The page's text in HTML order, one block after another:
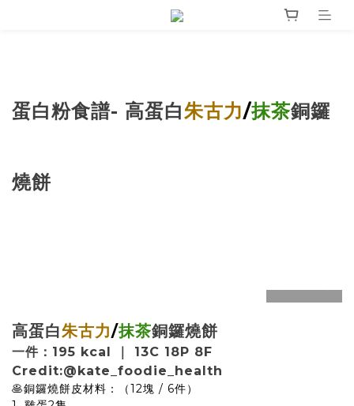
蛋白粉食譜- 高蛋白朱古力/抹茶銅鑼
燒餅
prev next
高蛋白朱古力/抹茶銅鑼燒餅
一件：195 kcal ｜ 13C 18P 8F
Credit:@kate_foodie_health
🥞銅鑼燒餅皮材料：（12塊 / 6件）